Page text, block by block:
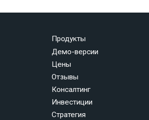
Продукты
Демо-версии
Цены
Отзывы
Консалтинг
Инвестиции
Стратегия